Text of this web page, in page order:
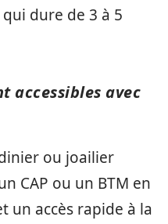
dure de 3 à 5
accessibles avec
ou joailier
CAP ou un BTM en
un accès rapide à la